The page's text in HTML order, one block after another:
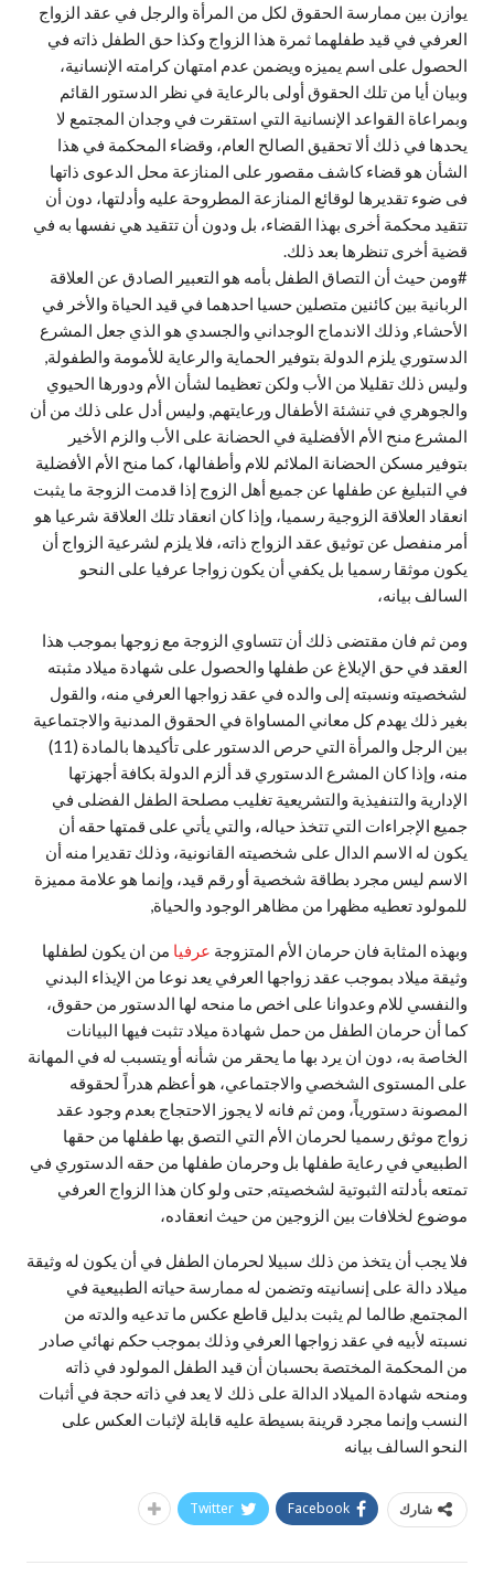
يوازن بين ممارسة الحقوق لكل من المرأة والرجل في عقد الزواج
العرفي في قيد طفلهما ثمرة هذا الزواج وكذا حق الطفل ذاته في
الحصول على اسم يميزه ويضمن عدم امتهان كرامته الإنسانية،
وبيان أيا من تلك الحقوق أولى بالرعاية في نظر الدستور القائم
وبمراعاة القواعد الإنسانية التي استقرت في وجدان المجتمع لا
يحدها في ذلك ألا تحقيق الصالح العام، وقضاء المحكمة في هذا
الشأن هو قضاء كاشف مقصور على المنازعة محل الدعوى ذاتها
فى ضوء تقديرها لوقائع المنازعة المطروحة عليه وأدلتها، دون أن
تتقيد محكمة أخرى بهذا القضاء، بل ودون أن تتقيد هي نفسها به في
قضية أخرى تنظرها بعد ذلك.
#ومن حيث أن التصاق الطفل بأمه هو التعبير الصادق عن العلاقة
الربانية بين كائنين متصلين حسيا احدهما في قيد الحياة والأخر في
الأحشاء, وذلك الاندماج الوجداني والجسدي هو الذي جعل المشرع
الدستوري يلزم الدولة بتوفير الحماية والرعاية للأمومة والطفولة,
وليس ذلك تقليلا من الأب ولكن تعظيما لشأن الأم ودورها الحيوي
والجوهري في تنشئة الأطفال ورعايتهم, وليس أدل على ذلك من أن
المشرع منح الأم الأفضلية في الحضانة على الأب والزم الأخير
بتوفير مسكن الحضانة الملائم للام وأطفالها، كما منح الأم الأفضلية
في التبليغ عن طفلها عن جميع أهل الزوج إذا قدمت الزوجة ما يثبت
انعقاد العلاقة الزوجية رسميا، وإذا كان انعقاد تلك العلاقة شرعيا هو
أمر منفصل عن توثيق عقد الزواج ذاته، فلا يلزم لشرعية الزواج أن
يكون موثقا رسميا بل يكفي أن يكون زواجا عرفيا على النحو
السالف بيانه،
ومن ثم فان مقتضى ذلك أن تتساوي الزوجة مع زوجها بموجب هذا
العقد في حق الإبلاغ عن طفلها والحصول على شهادة ميلاد مثبته
لشخصيته ونسبته إلى والده في عقد زواجها العرفي منه، والقول
بغير ذلك يهدم كل معاني المساواة في الحقوق المدنية والاجتماعية
بين الرجل والمرأة التي حرص الدستور على تأكيدها بالمادة (11)
منه، وإذا كان المشرع الدستوري قد ألزم الدولة بكافة أجهزتها
الإدارية والتنفيذية والتشريعية تغليب مصلحة الطفل الفضلى في
جميع الإجراءات التي تتخذ حياله، والتي يأتي على قمتها حقه أن
يكون له الاسم الدال على شخصيته القانونية، وذلك تقديرا منه أن
الاسم ليس مجرد بطاقة شخصية أو رقم قيد، وإنما هو علامة مميزة
للمولود تعطيه مظهرا من مظاهر الوجود والحياة,
وبهذه المثابة فان حرمان الأم المتزوجة عرفيا من ان يكون لطفلها
وثيقة ميلاد بموجب عقد زواجها العرفي يعد نوعا من الإيذاء البدني
والنفسي للام وعدوانا على اخص ما منحه لها الدستور من حقوق،
كما أن حرمان الطفل من حمل شهادة ميلاد تثبت فيها البيانات
الخاصة به، دون ان يرد بها ما يحقر من شأنه أو يتسبب له في المهانة
على المستوى الشخصي والاجتماعي، هو أعظم هدراً لحقوقه
المصونة دستورياً، ومن ثم فانه لا يجوز الاحتجاج بعدم وجود عقد
زواج موثق رسميا لحرمان الأم التي التصق بها طفلها من حقها
الطبيعي في رعاية طفلها بل وحرمان طفلها من حقه الدستوري في
تمتعه بأدلته الثبوتية لشخصيته, حتى ولو كان هذا الزواج العرفي
موضوع لخلافات بين الزوجين من حيث انعقاده،
فلا يجب أن يتخذ من ذلك سبيلا لحرمان الطفل في أن يكون له وثيقة
ميلاد دالة على إنسانيته وتضمن له ممارسة حياته الطبيعية في
المجتمع, طالما لم يثبت بدليل قاطع عكس ما تدعيه والدته من
نسبته لأبيه في عقد زواجها العرفي وذلك بموجب حكم نهائي صادر
من المحكمة المختصة بحسبان أن قيد الطفل المولود في ذاته
ومنحه شهادة الميلاد الدالة على ذلك لا يعد في ذاته حجة في أثبات
النسب وإنما مجرد قرينة بسيطة عليه قابلة لإثبات العكس على
النحو السالف بيانه
شارك Facebook
Twitter